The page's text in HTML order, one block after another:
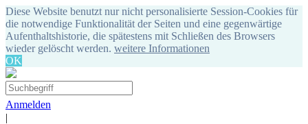
Diese Website benutzt nur nicht personalisierte Session-Cookies für
die notwendige Funktionalität der Seiten und eine gegenwärtige
Aufenthaltshistorie, die spätestens mit Schließen des Browsers
wieder gelöscht werden. weitere Informationen
OK
Anmelden
|